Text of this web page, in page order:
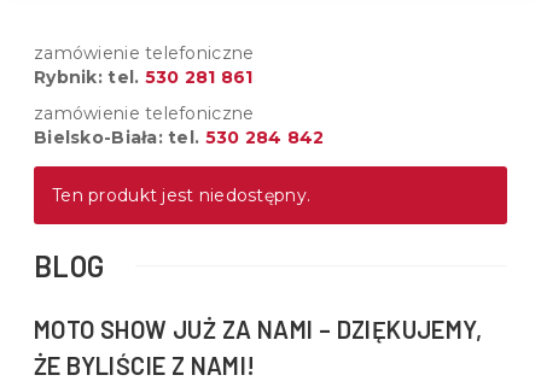
zamówienie telefoniczne
Rybnik: tel. 530 281 861
zamówienie telefoniczne
Bielsko-Biała: tel. 530 284 842
Ten produkt jest niedostępny.
BLOG
MOTO SHOW JUŻ ZA NAMI – DZIĘKUJEMY,
ŻE BYLIŚCIE Z NAMI!